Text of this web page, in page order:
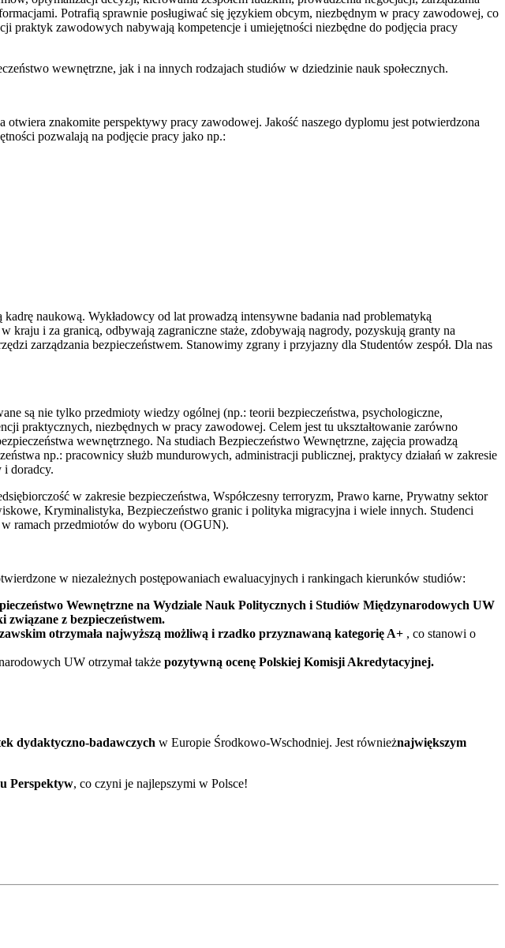
Potrafią sprawnie posługiwać się językiem obcym, niezbędnym w pracy zawodowej, co
praktyk zawodowych nabywają kompetencje i umiejętności niezbędne do podjęcia pracy
wewnętrzne, jak i na innych rodzajach studiów w dziedzinie nauk społecznych.
znakomite perspektywy pracy zawodowej. Jakość naszego dyplomu jest potwierdzona
pozwalają na podjęcie pracy jako np.:
naukową. Wykładowcy od lat prowadzą intensywne badania nad problematyką
i za granicą, odbywają zagraniczne staże, zdobywają nagrody, pozyskują granty na
zarządzania bezpieczeństwem. Stanowimy zgrany i przyjazny dla Studentów zespół. Dla nas
są nie tylko przedmioty wiedzy ogólnej (np.: teorii bezpieczeństwa, psychologiczne,
praktycznych, niezbędnych w pracy zawodowej. Celem jest tu ukształtowanie zarówno
wewnętrznego. Na studiach Bezpieczeństwo Wewnętrzne, zajęcia prowadzą
np.: pracownicy służb mundurowych, administracji publicznej, praktycy działań w zakresie
i doradcy.
w zakresie bezpieczeństwa, Współczesny terroryzm, Prawo karne, Prywatny sektor
Kryminalistyka, Bezpieczeństwo granic i polityka migracyjna i wiele innych. Studenci
ramach przedmiotów do wyboru (OGUN).
w niezależnych postępowaniach ewaluacyjnych i rankingach kierunków studiów:
Wewnętrzne na Wydziale Nauk Politycznych i Studiów Międzynarodowych UW
z bezpieczeństwem.
otrzymała najwyższą możliwą i rzadko przyznawaną kategorię A+ , co stanowi o
UW otrzymał także pozytywną ocenę Polskiej Komisji Akredytacyjnej.
dydaktyczno-badawczych w Europie Środkowo-Wschodniej. Jest równieżnajwiększym
Perspektyw, co czyni je najlepszymi w Polsce!